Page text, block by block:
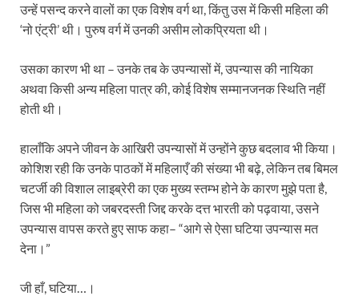
उन्हें पसन्द करने वालों का एक विशेष वर्ग था, किंतु उस में किसी महिला की
‘नो एंट्री’ थी। पुरुष वर्ग में उनकी असीम लोकप्रियता थी।
उसका कारण भी था – उनके तब के उपन्यासों में, उपन्यास की नायिका
अथवा किसी अन्य महिला पात्र की, कोई विशेष सम्मानजनक स्थिति नहीं
होती थी।
हालाँकि अपने जीवन के आखिरी उपन्यासों में उन्होंने कुछ बदलाव भी किया।
कोशिश रही कि उनके पाठकों में महिलाएँ की संख्या भी बढ़े, लेकिन तब बिमल
चटर्जी की विशाल लाइब्रेरी का एक मुख्य स्तम्भ होने के कारण मुझे पता है,
जिस भी महिला को जबरदस्ती जिद्द करके दत्त भारती को पढ़वाया, उसने
उपन्यास वापस करते हुए साफ कहा– “आगे से ऐसा घटिया उपन्यास मत
देना।”
जी हाँ, घटिया…।